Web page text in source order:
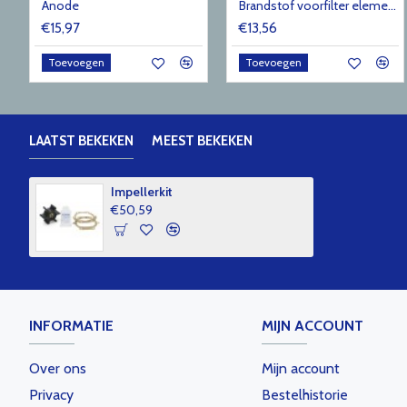
Anode
€15,97
Toevoegen
Brandstof voorfilter element 3581078
€13,56
Toevoegen
LAATST BEKEKEN MEEST BEKEKEN
Impellerkit
€50,59
INFORMATIE
Over ons
Privacy
MIJN ACCOUNT
Mijn account
Bestelhistorie